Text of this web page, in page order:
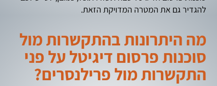
להגדיר גם את המטרה המדויקת הזאת.
מה היתרונות בהתקשרות מול
סוכנות פרסום דיגיטל על פני
התקשרות מול פרילנסרים?